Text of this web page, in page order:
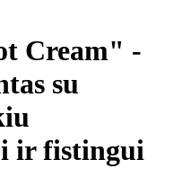
Cream" -
su
ir fistingui